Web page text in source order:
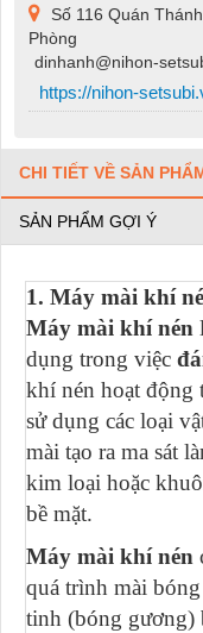
Số 116 Quán
Phòng
dinhanh@nihon-
https://nihon-
CHI TIẾT VỀ SẢN
SẢN PHẨM GỢI Ý
1. Máy mài khí
Máy mài khí nén
dụng trong việc
khí nén hoạt
sử dụng các loại
mài tạo ra ma sát
kim loại hoặc
bề mặt.
Máy mài khí nén
quá trình mài
tinh (bóng gương)